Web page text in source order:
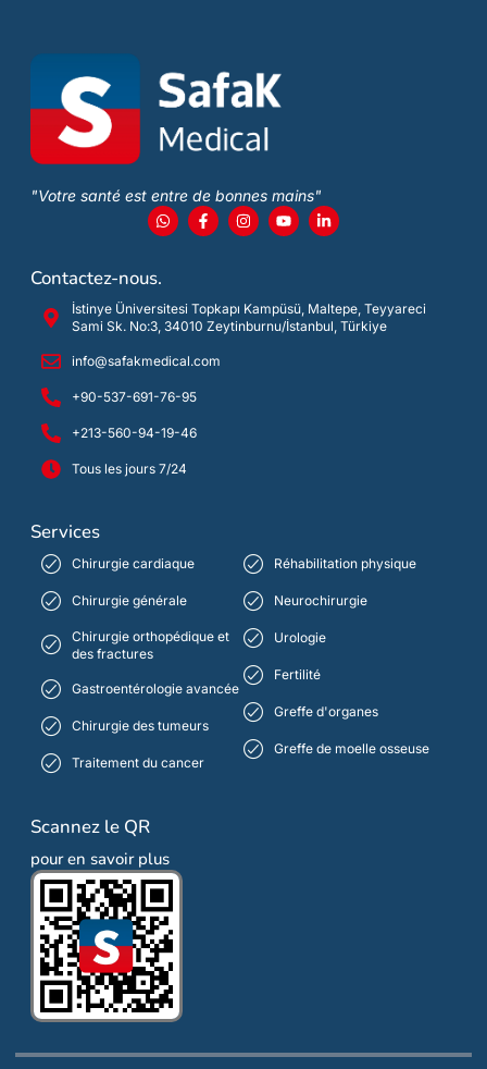
"Votre santé est entre de bonnes mains"
Contactez-nous.
İstinye Üniversitesi Topkapı Kampüsü, Maltepe, Teyyareci
Sami Sk. No:3, 34010 Zeytinburnu/İstanbul, Türkiye
info@safakmedical.com
+90-537-691-76-95
+213-560-94-19-46
Tous les jours 7/24
Services
Chirurgie cardiaque
Chirurgie générale
Chirurgie orthopédique et
des fractures
Gastroentérologie avancée
Chirurgie des tumeurs
Traitement du cancer
Réhabilitation physique
Neurochirurgie
Urologie
Fertilité
Greffe d'organes
Greffe de moelle osseuse
Scannez le QR
pour en savoir plus